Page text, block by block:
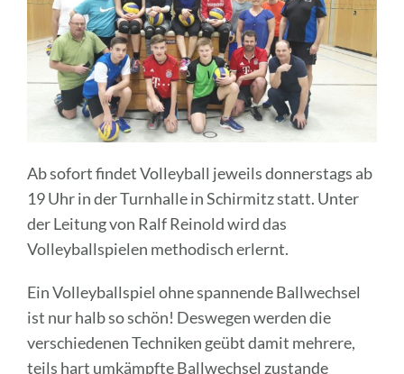
Ab sofort findet Volleyball jeweils donnerstags ab
19 Uhr in der Turnhalle in Schirmitz statt. Unter
der Leitung von Ralf Reinold wird das
Volleyballspielen methodisch erlernt.
Ein Volleyballspiel ohne spannende Ballwechsel
ist nur halb so schön! Deswegen werden die
verschiedenen Techniken geübt damit mehrere,
teils hart umkämpfte Ballwechsel zustande